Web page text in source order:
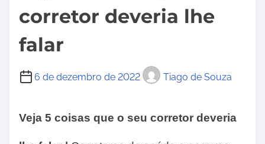
corretor deveria lhe
falar
6 de dezembro de 2022 Tiago de Souza
Veja 5 coisas que o seu corretor deveria